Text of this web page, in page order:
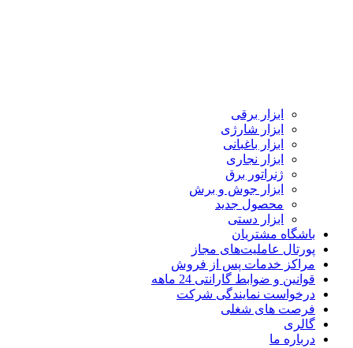
ابزار برقی
ابزار شارژی
ابزار باغبانی
ابزار نجاری
ژنراتور برق
ابزار جوش و برش
محصول جدید
ابزار دستی
باشگاه مشتریان
پورتال عاملیت‌های مجاز
مراکز خدمات پس از فروش
قوانین و ضوابط گارانتی 24 ماهه
درخواست نمایندگی شرکت
فرصت های شغلی
گالری
درباره ما